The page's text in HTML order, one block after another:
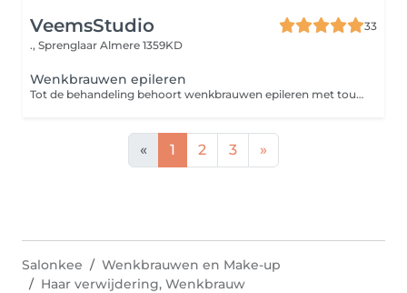
VeemsStudio
33
., Sprenglaar Almere 1359KD
Wenkbrauwen epileren
Tot de behandeling behoort wenkbrauwen epileren met touw en niet via de mond.
« 1 2 3 »
Salonkee
Wenkbrauwen en Make-up
Haar verwijdering, Wenkbrauw